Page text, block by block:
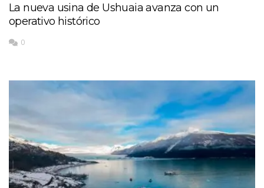
La nueva usina de Ushuaia avanza con un
operativo histórico
0